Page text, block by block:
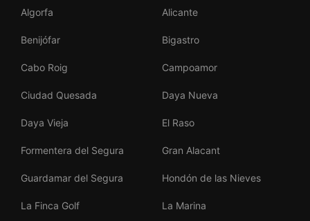
Algorfa Alicante
Benijófar Bigastro
Cabo Roig Campoamor
Ciudad Quesada Daya Nueva
Daya Vieja El Raso
Formentera del Segura Gran Alacant
Guardamar del Segura Hondón de las Nieves
La Finca Golf La Marina